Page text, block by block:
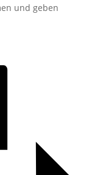
und geben